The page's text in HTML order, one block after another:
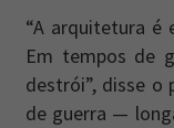
“A arquitetura é
Em tempos de
destrói”, disse o
de guerra —